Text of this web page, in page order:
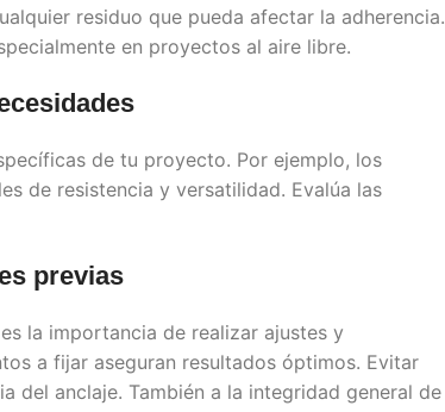
residuo que pueda afectar la adherencia.
en proyectos al aire libre.
de tu proyecto. Por ejemplo, los
de resistencia y versatilidad. Evalúa las
previas
la importancia de realizar ajustes y
a fijar aseguran resultados óptimos. Evitar
del anclaje. También a la integridad general de